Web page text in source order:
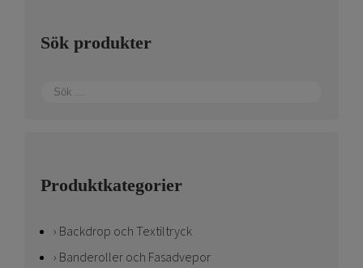
Sök produkter
Produktkategorier
Backdrop och Textiltryck
Banderoller och Fasadvepor